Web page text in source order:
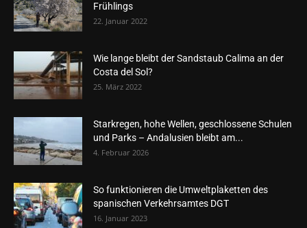
Frühlings
22. Januar 2022
Wie lange bleibt der Sandstaub Calima an der
Costa del Sol?
25. März 2022
Starkregen, hohe Wellen, geschlossene Schulen
und Parks – Andalusien bleibt am...
4. Februar 2026
So funktionieren die Umweltplaketten des
spanischen Verkehrsamtes DGT
16. Januar 2023